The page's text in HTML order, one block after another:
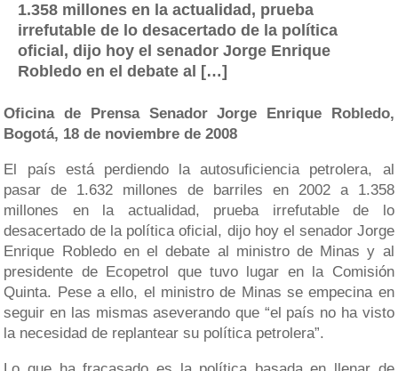
1.358 millones en la actualidad, prueba
irrefutable de lo desacertado de la política
oficial, dijo hoy el senador Jorge Enrique
Robledo en el debate al […]
Oficina de Prensa Senador Jorge Enrique Robledo,
Bogotá, 18 de noviembre de 2008
El país está perdiendo la autosuficiencia petrolera, al
pasar de 1.632 millones de barriles en 2002 a 1.358
millones en la actualidad, prueba irrefutable de lo
desacertado de la política oficial, dijo hoy el senador Jorge
Enrique Robledo en el debate al ministro de Minas y al
presidente de Ecopetrol que tuvo lugar en la Comisión
Quinta. Pese a ello, el ministro de Minas se empecina en
seguir en las mismas aseverando que “el país no ha visto
la necesidad de replantear su política petrolera”.